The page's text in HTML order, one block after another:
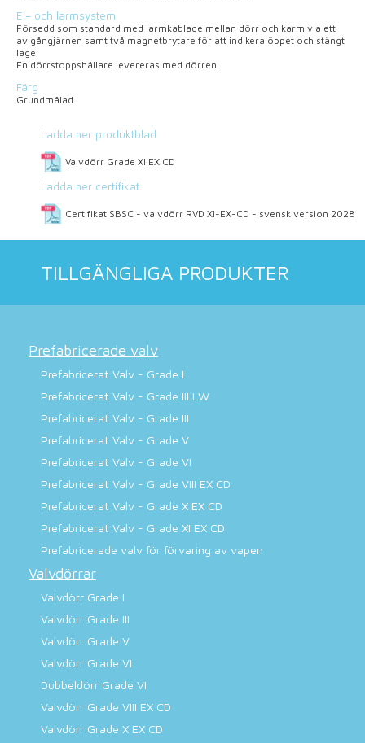
El– och larmsystem
Försedd som standard med larmkablage mellan dörr och karm via ett
av gångjärnen samt två magnetbrytare för att indikera öppet och stängt
läge.
En dörrstoppshållare levereras med dörren.
Färg
Grundmålad.
Ladda ner produktblad
Valvdörr Grade XI EX CD
Ladda ner certifikat
Certifikat SBSC - valvdörr RVD XI-EX-CD - svensk version 2028
TILLGÄNGLIGA PRODUKTER
Prefabricerade valv
Prefabricerat Valv - Grade I
Prefabricerat Valv - Grade III LW
Prefabricerat Valv - Grade III
Prefabricerat Valv - Grade V
Prefabricerat Valv - Grade VI
Prefabricerat Valv - Grade VIII EX CD
Prefabricerat Valv - Grade X EX CD
Prefabricerat Valv - Grade XI EX CD
Prefabricerade valv för förvaring av vapen
Valvdörrar
Valvdörr Grade I
Valvdörr Grade III
Valvdörr Grade V
Valvdörr Grade VI
Dubbeldörr Grade VI
Valvdörr Grade VIII EX CD
Valvdörr Grade X EX CD